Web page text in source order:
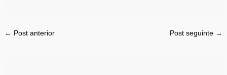
← Post anterior Post seguinte →